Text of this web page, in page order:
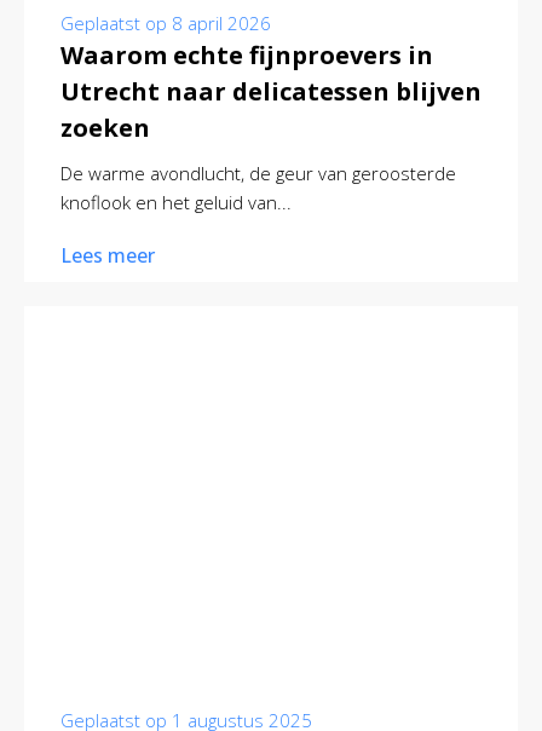
Geplaatst op 8 april 2026
Waarom echte fijnproevers in
Utrecht naar delicatessen blijven
zoeken
De warme avondlucht, de geur van geroosterde
knoflook en het geluid van...
Lees meer
Geplaatst op 1 augustus 2025